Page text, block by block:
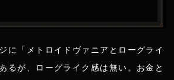
に「メトロイドヴァニアとローグライ
るが、ローグライク感は無い。お金と